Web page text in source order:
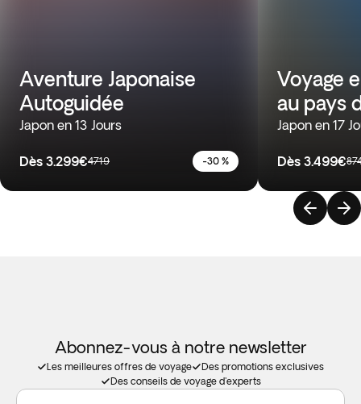
Aventure Japonaise
Autoguidée
Japon en 13 Jours
Dès 3.299€4719 -30 %
Voyage
au pays
Japon en 17
Dès 3.499€
Abonnez-vous à notre newsletter
Les meilleures offres de voyage
Des promotions exclusives
Des conseils de voyage d'experts